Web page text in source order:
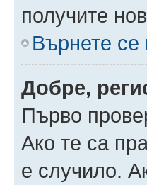
получите
Върнете се
Добре,
Първо
Ако те са
е случило.